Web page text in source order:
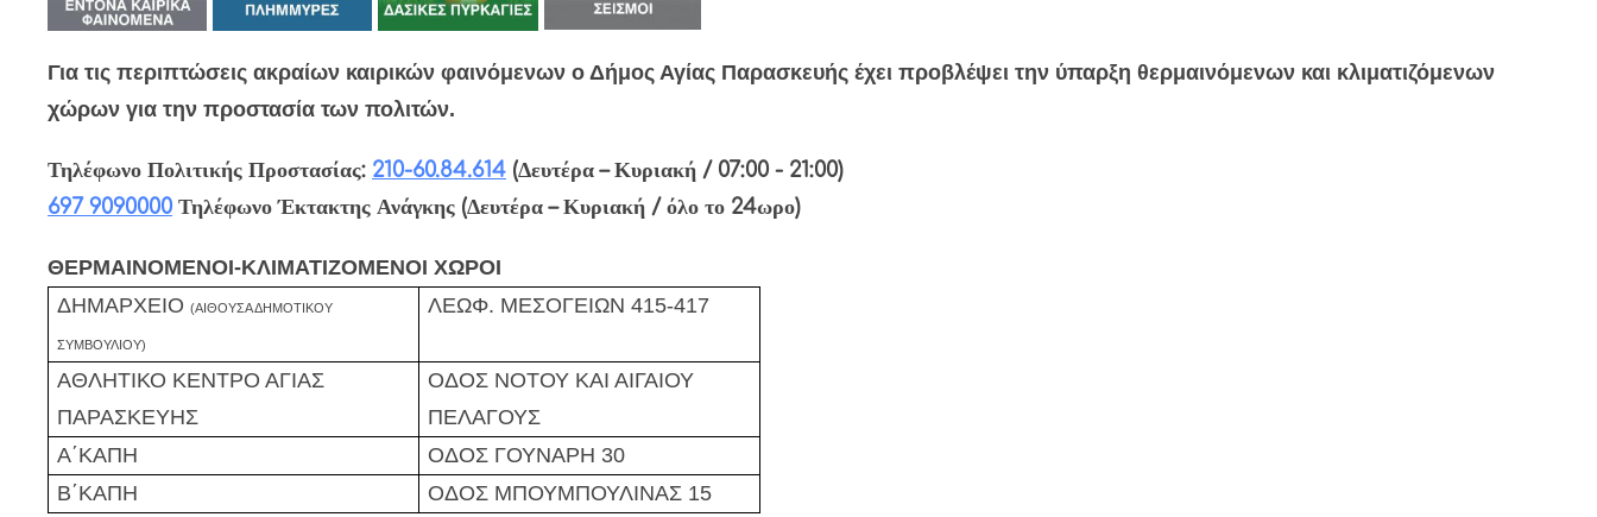
Για τις περιπτώσεις ακραίων καιρικών φαινόμενων ο Δήμος Αγίας Παρασκευής έχει προβλέψει την ύπαρξη θερμαινόμενων και κλιματιζόμενων
χώρων για την προστασία των πολιτών.
Τηλέφωνο Πολιτικής Προστασίας: 210-60.84.614 (Δευτέρα – Κυριακή / 07:00 - 21:00)
697 9090000 Τηλέφωνο Έκτακτης Ανάγκης (Δευτέρα – Κυριακή / όλο το 24ωρο)
ΘΕΡΜΑΙΝΟΜΕΝΟΙ-ΚΛΙΜΑΤΙΖΟΜΕΝΟΙ ΧΩΡΟΙ
ΔΗΜΑΡΧΕΙΟ(ΑΙΘΟΥΣΑ ΔΗΜΟΤΙΚΟΥ
ΣΥΜΒΟΥΛΙΟΥ)
ΛΕΩΦ. ΜΕΣΟΓΕΙΩΝ 415-417
ΑΘΛΗΤΙΚΟ ΚΕΝΤΡΟ ΑΓΙΑΣ
ΠΑΡΑΣΚΕΥΗΣ
ΟΔΟΣ ΝΟΤΟΥ ΚΑΙ ΑΙΓΑΙΟΥ
ΠΕΛΑΓΟΥΣ
Α΄ΚΑΠΗ
ΟΔΟΣ ΓΟΥΝΑΡΗ 30
Β΄ΚΑΠΗ
ΟΔΟΣ ΜΠΟΥΜΠΟΥΛΙΝΑΣ 15